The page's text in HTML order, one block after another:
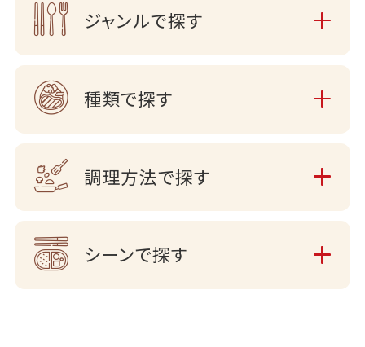
ジャンルで探す
種類で探す
調理方法で探す
シーンで探す